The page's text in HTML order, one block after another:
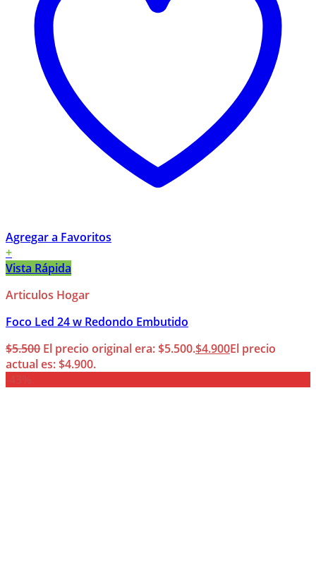
Agregar a Favoritos
+
Vista Rápida
Articulos Hogar
Foco Led 24 w Redondo Embutido
$5.500 El precio original era: $5.500.$4.900El precio
actual es: $4.900.